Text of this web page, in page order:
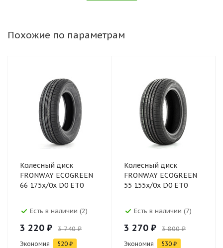
Похожие по параметрам
Колесный диск
FRONWAY ECOGREEN
66 175x/0x D0 ET0
Есть в наличии (2)
3 220 ₽ 3 740 ₽
Экономия 520 ₽
Колесный диск
FRONWAY ECOGREEN
55 155x/0x D0 ET0
Есть в наличии (7)
3 270 ₽ 3 800 ₽
Экономия 530 ₽